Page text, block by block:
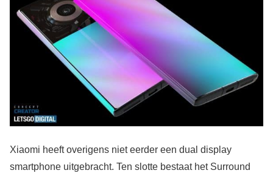
Xiaomi heeft overigens niet eerder een dual display
smartphone uitgebracht. Ten slotte bestaat het Surround